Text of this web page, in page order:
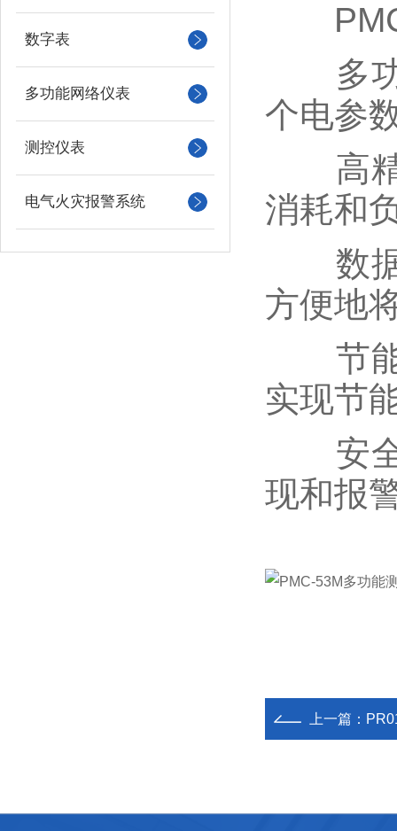
数字表
多功能网络仪表
测控仪表
电气火灾报警系统
PMC-
多功
个电参
高精
消耗和
数据
方便地
节能
实现节
安全
现和报
上一篇：